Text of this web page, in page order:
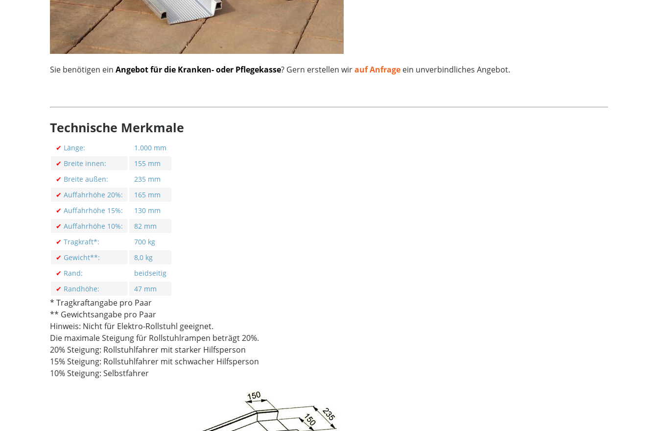
Sie benötigen ein Angebot für die Kranken- oder Pflegekasse? Gern erstellen wirauf Anfrage ein unverbindliches Angebot.
Technische Merkmale
✔ Länge:
1.000 mm
✔ Breite innen:
155 mm
✔ Breite außen:
235 mm
✔ Auffahrhöhe 20%:
165 mm
✔ Auffahrhöhe 15%:
130 mm
✔ Auffahrhöhe 10%:
82 mm
✔ Tragkraft*:
700 kg
✔ Gewicht**:
8,0 kg
✔ Rand:
beidseitig
✔ Randhöhe: 47 mm
* Tragkraftangabe pro Paar
** Gewichtsangabe pro Paar
Hinweis: Nicht für Elektro-Rollstuhl geeignet.
Die maximale Steigung für Rollstuhlrampen beträgt 20%.
20% Steigung: Rollstuhlfahrer mit starker Hilfsperson
15% Steigung: Rollstuhlfahrer mit schwacher Hilfsperson
10% Steigung: Selbstfahrer